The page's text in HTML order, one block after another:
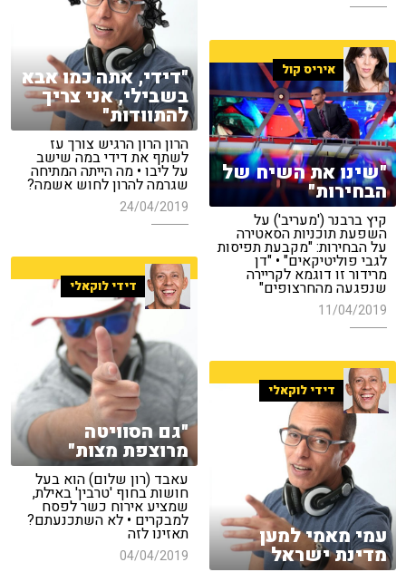
"דידי, אתה כמו אבא
בשבילי, אני צריך
להתוודות"
הרון הרון הרגיש צורך עז
לשתף את דידי במה שישב
על ליבו • מה הייתה המתיחה
שגרמה להרון לחוש אשמה?
24/04/2019
איריס קול
"שינו את השיח של
הבחירות"
קיץ ברבנר ('מעריב') על
השפעת תוכניות הסאטירה
על הבחירות: "מקבעת תפיסות
לגבי פוליטיקאים" • "דן
מרידור זו דוגמא לקריירה
שנפגעה מהחרצופים"
11/04/2019
דידי לוקאלי
"גם הסוויטה
מרוצפת מצות"
עאבד (רון שלום) הוא בעל
חושות בחוף 'טרבין' באילת,
שמציע אירוח כשר לפסח
למבקרים • לא השתכנעתם?
תאזינו לזה
04/04/2019
דידי לוקאלי
עמי מאמי למען
מדינת ישראל